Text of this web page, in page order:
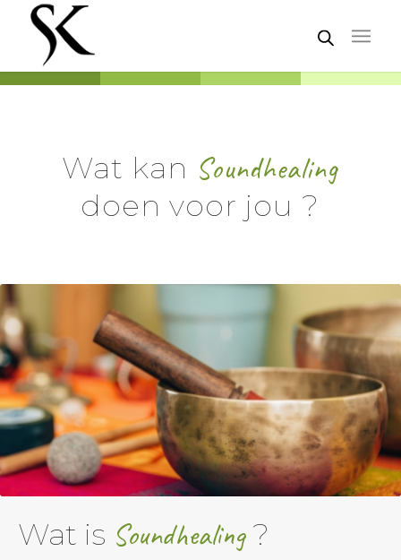
Wat kan Soundhealing
doen voor jou ?
Wat is Soundhealing?